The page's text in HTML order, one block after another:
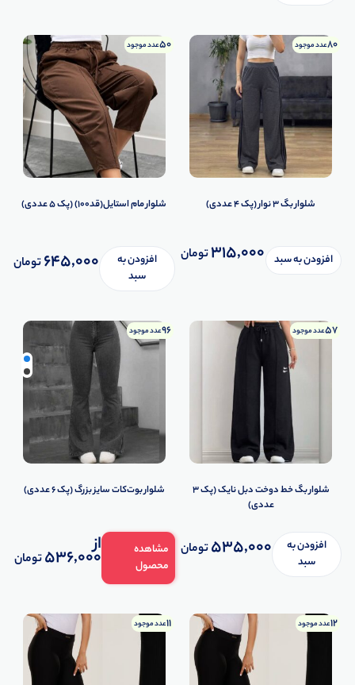
شلوار بگ ۳ نوار (پک 4 عددی)
80عدد موجود
افزودن به سبد 315,000تومان
شلوار مام استایل(قد100) (پک 5 عددی)
50عدد موجود
افزودن به
سبد
645,000تومان
شلوار بگ خط دوخت دبل نایک (پک 3
عددی)
57عدد موجود
افزودن به
سبد
535,000تومان
شلوار بوت‌کات سایز بزرگ (پک 6 عددی)
96عدد موجود
مشاهده
محصول
از
536,000تومان
12عدد موجود 11عدد موجود